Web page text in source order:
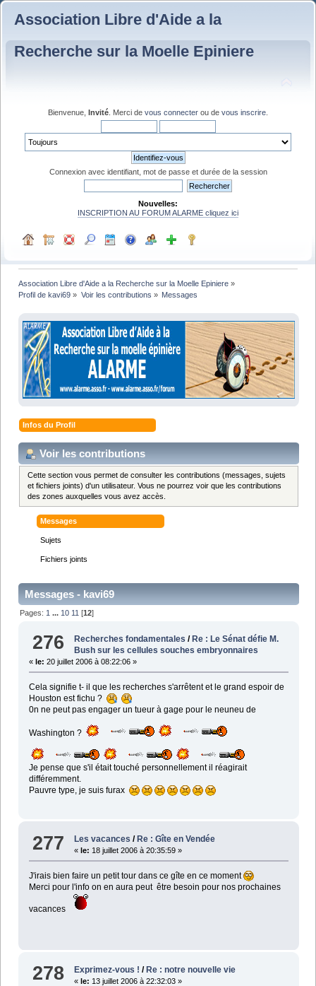
Association Libre d'Aide a la
Recherche sur la Moelle Epiniere
Bienvenue, Invité . Merci de vous connecter ou de vous inscrire
Connexion avec identifiant, mot de passe et durée de la session
Nouvelles:
INSCRIPTION AU FORUM ALARME cliquez ici
Association Libre d'Aide a la Recherche sur la Moelle Epiniere »
Profil de kavi69 » Voir les contributions » Messages
Infos du Profil
Voir les contributions
Cette section vous permet de consulter les contributions (messages, sujets
et fichiers joints) d'un utilisateur. Vous ne pourrez voir que les contributions
des zones auxquelles vous avez accès.
Messages
Sujets
Fichiers joints
Messages - kavi69
Pages:1 ...10 11 [12]
276 Recherches fondamentales /Re : Le Sénat défie M.
Bush sur les cellules souches embryonnaires
« le: 20 juillet 2006 à 08:22:06 »
Cela signifie t- il que les recherches s'arrêtent et le grand espoir de
Houston est fichu ?
0n ne peut pas engager un tueur à gage pour le neuneu de
Washington ?
Je pense que s'il était touché personnellement il réagirait
différemment.
Pauvre type, je suis furax
277 Les vacances / Re : Gîte en Vendée
« le: 18 juillet 2006 à 20:35:59 »
J'irais bien faire un petit tour dans ce gîte en ce moment
Merci pour l'info on en aura peut être besoin pour nos prochaines
vacances
278 Exprimez-vous ! /Re : notre nouvelle vie
«le: 13 juillet 2006 à 22:32:03 »